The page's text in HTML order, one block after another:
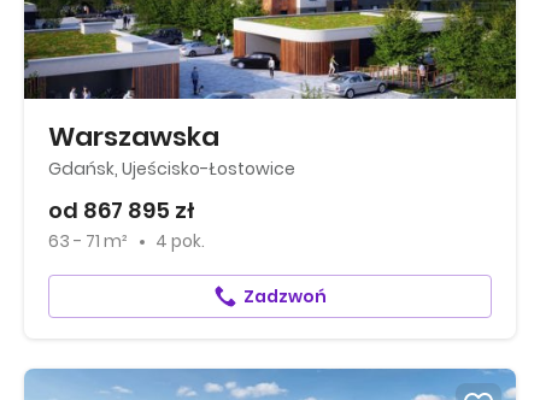
Warszawska
Gdańsk, Ujeścisko-Łostowice
od 867 895 zł
63 - 71 m² 4 pok.
Zadzwoń